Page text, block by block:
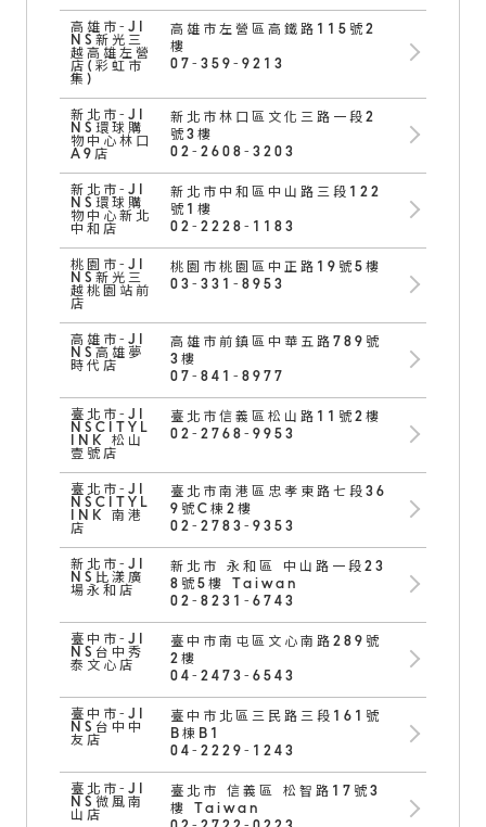
高雄市-JI
NS新光三
越高雄左營
店(彩虹市
集)
高雄市左營區高鐵路115號2
樓
07-359-9213
新北市-JI
NS環球購
物中心林口
A9店
新北市林口區文化三路一段2
號3樓
02-2608-3203
新北市-JI
NS環球購
物中心新北
中和店
新北市中和區中山路三段122
號1樓
02-2228-1183
桃園市-JI
NS新光三
越桃園站前
店
桃園市桃園區中正路19號5樓
03-331-8953
高雄市-JI
NS高雄夢
時代店
高雄市前鎮區中華五路789號
3樓
07-841-8977
臺北市-JI
NSCITYL
INK 松山
壹號店
臺北市信義區松山路11號2樓
02-2768-9953
臺北市-JI
NSCITYL
INK 南港
店
臺北市南港區忠孝東路七段36
9號C棟2樓
02-2783-9353
新北市-JI
NS比漾廣
場永和店
新北市 永和區 中山路一段23
8號5樓 Taiwan
02-8231-6743
臺中市-JI
NS台中秀
泰文心店
臺中市南屯區文心南路289號
2樓
04-2473-6543
臺中市-JI
NS台中中
友店
臺中市北區三民路三段161號
B棟B1
04-2229-1243
臺北市-JI
NS微風南
山店
臺北市 信義區 松智路17號3
樓 Taiwan